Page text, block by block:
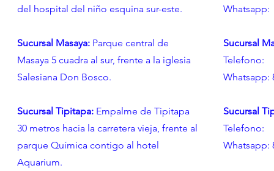
Whatsapp:
Sucursal
Telefono:
Whatsapp:
Sucursal
Telefono:
Whatsapp:
del hospital del niño esquina sur-este.
Sucursal Masaya: Parque central de
Masaya 5 cuadra al sur, frente a la iglesia
Salesiana Don Bosco.
Sucursal Tipitapa: Empalme de Tipitapa
30 metros hacia la carretera vieja, frente al
parque Química contigo al hotel
Aquarium.